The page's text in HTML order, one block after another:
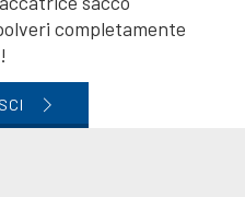
completamente